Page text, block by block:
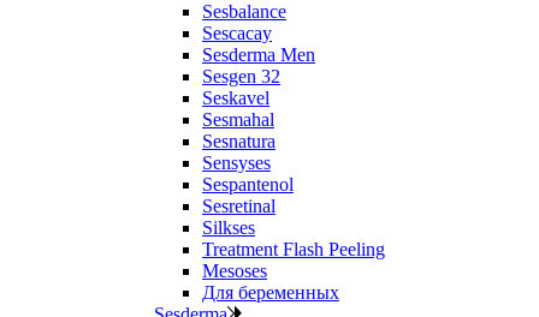
Sesbalance
Sescacay
Sesderma Men
Sesgen 32
Seskavel
Sesmahal
Sesnatura
Sensyses
Sespantenol
Sesretinal
Silkses
Treatment Flash Peeling
Mesoses
Для беременных